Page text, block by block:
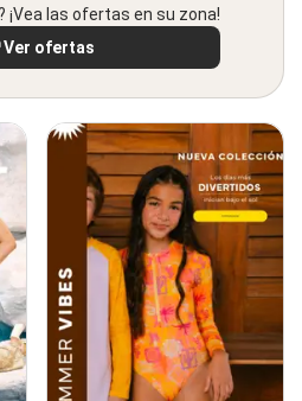
¡Vea las ofertas en su zona!
Ver ofertas